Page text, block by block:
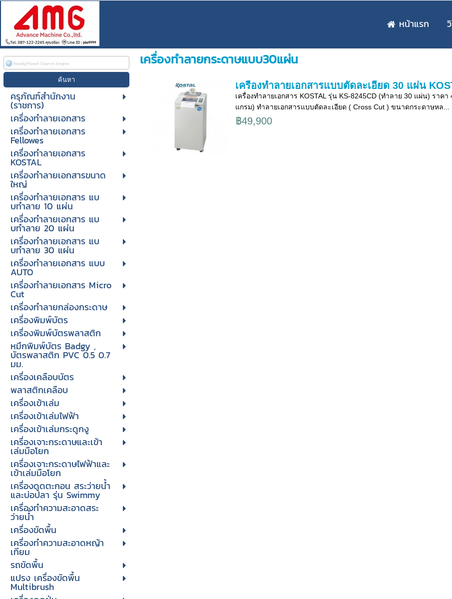
หน้าแรก
ครุภัณฑ์สำนักงาน
(ราชการ)
เครื่องทำลายเอกสาร
เครื่องทำลายเอกสาร
Fellowes
เครื่องทำลายเอกสาร
KOSTAL
เครื่องทำลายเอกสารขนาด
ใหญ่
เครื่องทําลายเอกสาร แบ
บทําลาย 10 แผ่น
เครื่องทําลายเอกสาร แบ
บทําลาย 20 แผ่น
เครื่องทําลายเอกสาร แบ
บทําลาย 30 แผ่น
เครื่องทำลายเอกสาร แบบ
AUTO
เครื่องทำลายเอกสาร Micro
Cut
เครื่องทำลายกล่องกระดาษ
เครื่องพิมพ์บัตร
เครื่องพิมพ์บัตรพลาสติก
หมึกพิมพ์บัตร Badgy ,
บัตรพลาสติก PVC 0.5 0.7
มม.
เครื่องเคลือบบัตร
พลาสติกเคลือบ
เครื่องเข้าเล่ม
เครื่องเข้าเล่มไฟฟ้า
เครื่องเข้าเล่มกระดูกงู
เครื่องเจาะกระดาษและเข้า
เล่มมือโยก
เครื่องเจาะกระดาษไฟฟ้าและ
เข้าเล่มมือโยก
เครื่องดูดตะกอน สระว่ายน้ำ
และบ่อปลา รุ่น Swimmy
เครื่องทำความสะอาดสระ
ว่ายน้ำ
เครื่องขัดพื้น
เครื่องทำความสะอาดหญ้า
เทียม
รถขัดพื้น
แปรง เครื่องขัดพื้น
Multibrush
เครื่องทำลายกระดาษแบบ30แผ่น
เครื่องทําลายเอกสารแบบตัดละเอียด 30 แผ่น
เครื่องทำลายเอกสาร KOSTAL รุ่น KS-8245CD (ทำลาย 30 แผ่น) รา
แกรม) ทำลายเอกสารแบบตัดละเอียด ( Cross Cut ) ขนาดกระดาษหล...
฿49,900